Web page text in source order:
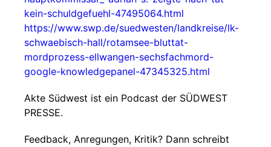
kein-schuldgefuehl-47495064.html
https://www.swp.de/suedwesten/landkreise/lk-
schwaebisch-hall/rotamsee-bluttat-
mordprozess-ellwangen-sechsfachmord-
google-knowledgepanel-47345325.html
Akte Südwest ist ein Podcast der SÜDWEST
PRESSE.
Feedback, Anregungen, Kritik? Dann schreibt